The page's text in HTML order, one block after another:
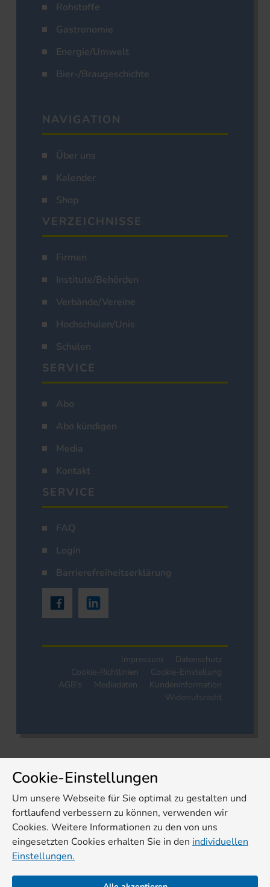
Rohstoffe
Gastronomie
Energie/Umwelt
Bier-/Braugeschichte
NAVIGATION
Über uns
Kalender
Shop
VERZEICHNISSE
Firmen
Institute/Behörden
Verbände/Vereine
Hochschulen/Unis
Schulen
SERVICE
Abo
Abo kündigen
Media
Kontakt
SERVICE
FAQ
Login
Barrierefreiheitserklärung
Impressum
Datenschutz
Cookie-Richtlinien
Cookie-Einstellung
AGB's
Mediadaten
Kundeninformation
Widerrufsrecht
Cookie-Einstellungen
Um unsere Webseite für Sie optimal zu gestalten und
fortlaufend verbessern zu können, verwenden wir
Cookies. Weitere Informationen zu den von uns
eingesetzten Cookies erhalten Sie in den individuellen
Einstellungen.